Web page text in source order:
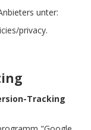
unter:
privacy.
Tracking